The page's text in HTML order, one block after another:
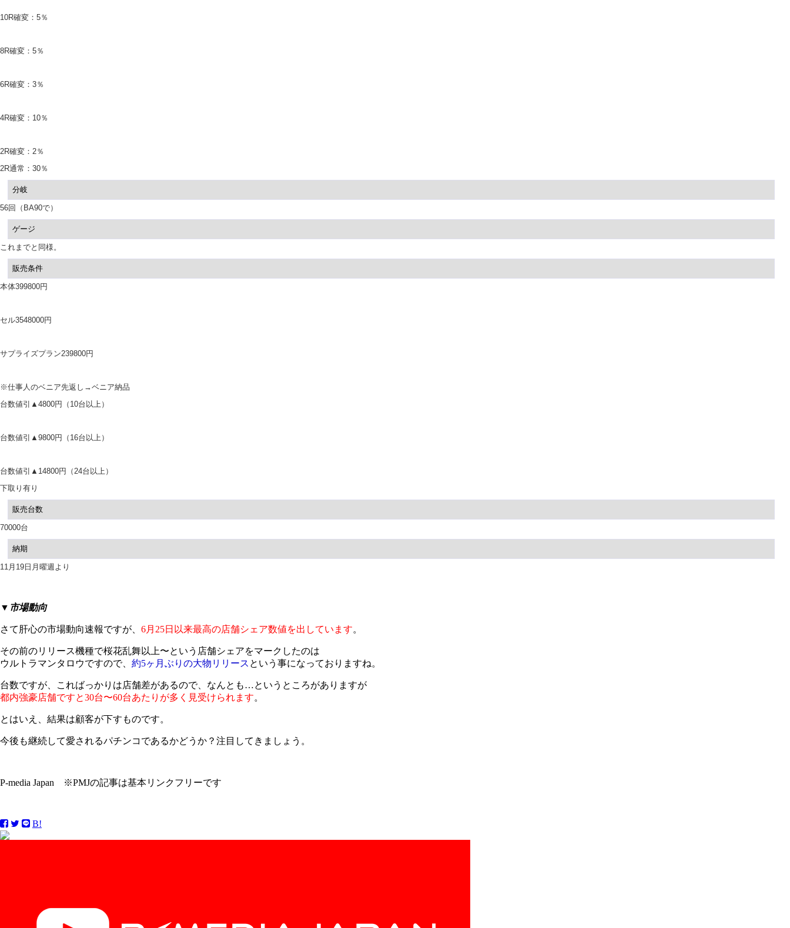
10R確変：5％
8R確変：5％
6R確変：3％
4R確変：10％
2R確変：2％
2R通常：30％
分岐
56回（BA90で）
ゲージ
これまでと同様。
販売条件
本体399800円
セル3548000円
サプライズプラン239800円
※仕事人のベニア先返し→ベニア納品
台数値引▲4800円（10台以上）
台数値引▲9800円（16台以上）
台数値引▲14800円（24台以上）
下取り有り
販売台数
70000台
納期
11月19日月曜週より
▼市場動向
さて肝心の市場動向速報ですが、 6月25日以来最高の店舗シェア数値を出しています。
その前のリリース機種で桜花乱舞以上〜という店舗シェアをマークしたのは
ウルトラマンタロウですので、 約5ヶ月ぶりの大物リリース という事になっておりますね。
台数ですが、こればっかりは店舗差があるので、なんとも…というところがありますが
都内強豪店舗ですと30台〜60台あたりが多く見受けられます。
とはいえ、結果は顧客が下すものです。
今後も継続して愛されるパチンコであるかどうか？注目してきましょう。
P-media Japan ※PMJの記事は基本リンクフリーです
B!